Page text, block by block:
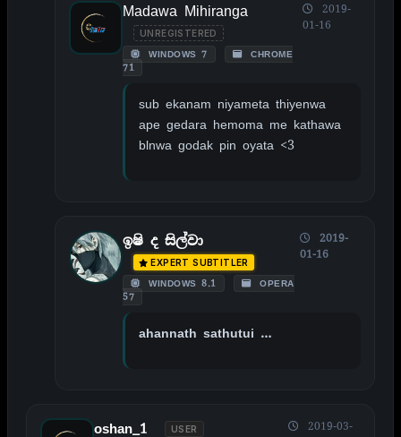
Madawa Mihiranga
UNREGISTERED
WINDOWS 7
CHROME
71
2019-
01-16
sub ekanam niyameta thiyenwa
ape gedara hemoma me kathawa
blnwa godak pin oyata <3
ඉෂි ද සිල්වා
EXPERT SUBTITLER
WINDOWS 8.1
OPERA
57
2019-
01-16
ahannath sathutui …
oshan_1 USER
2019-03-